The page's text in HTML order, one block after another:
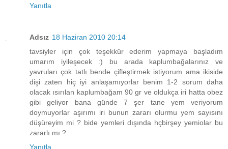
Yanıtla
Adsız 18 Haziran 2010 20:14
tavsiyler için çok teşekkür ederim yapmaya başladım
umarım iyileşecek :) bu arada kaplumbağalarınız ve
yavruları çok tatlı bende çifleştirmek istiyorum ama ikiside
dişi zaten hiç iyi anlaşamıyorlar benim 1-2 sorum daha
olacak ısırılan kaplumbağam 90 gr ve oldukça iri hatta obez
gibi geliyor bana günde 7 şer tane yem veriyorum
doymuyorlar aşırımı iri bunun zararı olurmu yem sayısını
düşüreyim mi ? bide yemleri dışında hçbirşey yemiolar bu
zararlı mı ?
Yanıtla